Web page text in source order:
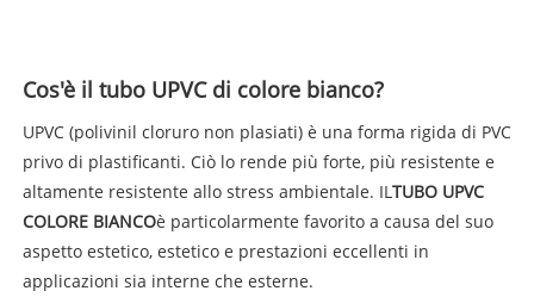
Cos'è il tubo UPVC di colore bianco?
UPVC (polivinil cloruro non plasiati) è una forma rigida di PVC
privo di plastificanti. Ciò lo rende più forte, più resistente e
altamente resistente allo stress ambientale. IL TUBO UPVC
COLORE BIANCOè particolarmente favorito a causa del suo
aspetto estetico, estetico e prestazioni eccellenti in
applicazioni sia interne che esterne.